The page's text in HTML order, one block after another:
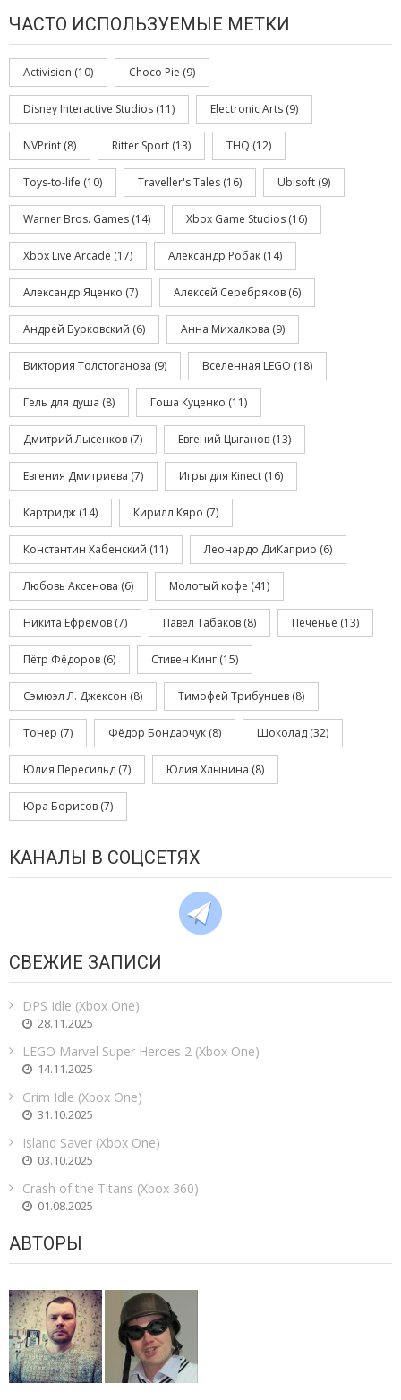
ЧАСТО ИСПОЛЬЗУЕМЫЕ МЕТКИ
Activision (10) Choco Pie (9)
Disney Interactive Studios (11) Electronic Arts (9)
NVPrint (8) Ritter Sport (13) THQ (12)
Toys-to-life (10) Traveller's Tales (16) Ubisoft (9)
Warner Bros. Games (14) Xbox Game Studios (16)
Xbox Live Arcade (17) Александр Робак (14)
Александр Яценко (7) Алексей Серебряков (6)
Андрей Бурковский (6) Анна Михалкова (9)
Виктория Толстоганова (9) Вселенная LEGO (18)
Гель для душа (8) Гоша Куценко (11)
Дмитрий Лысенков (7) Евгений Цыганов (13)
Евгения Дмитриева (7) Игры для Kinect (16)
Картридж (14) Кирилл Кяро (7)
Константин Хабенский (11) Леонардо ДиКаприо (6)
Любовь Аксенова (6) Молотый кофе (41)
Никита Ефремов (7) Павел Табаков (8) Печенье (13)
Пётр Фёдоров (6) Стивен Кинг (15)
Сэмюэл Л. Джексон (8) Тимофей Трибунцев (8)
Тонер (7) Фёдор Бондарчук (8) Шоколад (32)
Юлия Пересильд (7) Юлия Хлынина (8)
Юра Борисов (7)
КАНАЛЫ В СОЦСЕТЯХ
СВЕЖИЕ ЗАПИСИ
DPS Idle (Xbox One)
28.11.2025
LEGO Marvel Super Heroes 2 (Xbox One)
14.11.2025
Grim Idle (Xbox One)
31.10.2025
Island Saver (Xbox One)
03.10.2025
Crash of the Titans (Xbox 360)
01.08.2025
АВТОРЫ